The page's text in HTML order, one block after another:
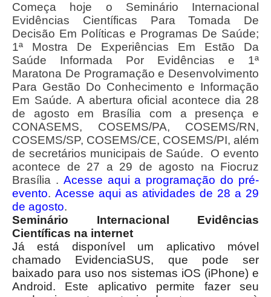
Começa hoje o Seminário Internacional
Evidências Científicas Para Tomada De
Decisão Em Políticas e Programas De Saúde;
1ª Mostra De Experiências Em Estão Da
Saúde Informada Por Evidências e 1ª
Maratona De Programação e Desenvolvimento
Para Gestão Do Conhecimento e Informação
Em Saúde. A abertura oficial acontece dia 28
de agosto em Brasília com a presença e
CONASEMS, COSEMS/PA, COSEMS/RN,
COSEMS/SP, COSEMS/CE, COSEMS/PI, além
de secretários municipais de Saúde. O evento
acontece de 27 a 29 de agosto na Fiocruz
Brasília . Acesse aqui a programação do pré-
evento. Acesse aqui as atividades de 28 a 29
de agosto.
Seminário Internacional Evidências
Científicas na internet
Já está disponível um aplicativo móvel
chamado EvidenciaSUS, que pode ser
baixado para uso nos sistemas iOS (iPhone) e
Android. Este aplicativo permite fazer seu